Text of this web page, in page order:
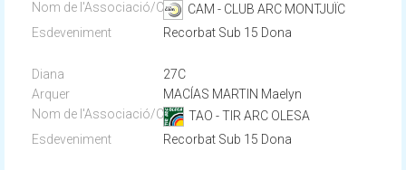
CAM - CLUB ARC MONTJUÏC
Recorbat Sub 15 Dona
27C
MACÍAS MARTIN Maelyn
TAO - TIR ARC OLESA
Recorbat Sub 15 Dona